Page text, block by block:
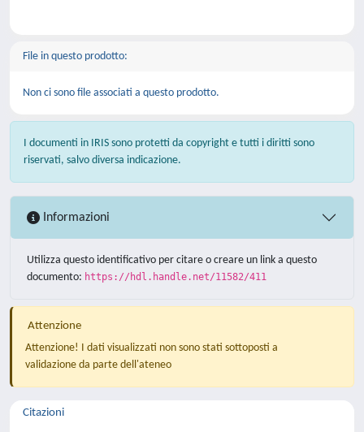
File in questo prodotto:
Non ci sono file associati a questo prodotto.
I documenti in IRIS sono protetti da copyright e tutti i diritti sono
riservati, salvo diversa indicazione.
Informazioni
Utilizza questo identificativo per citare o creare un link a questo
documento: https://hdl.handle.net/11582/411
Attenzione
Attenzione! I dati visualizzati non sono stati sottoposti a
validazione da parte dell'ateneo
Citazioni